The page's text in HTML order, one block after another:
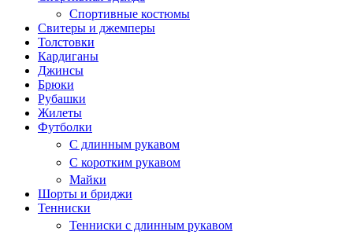
Спортивные костюмы
Свитеры и джемперы
Толстовки
Кардиганы
Джинсы
Брюки
Рубашки
Жилеты
Футболки
С длинным рукавом
С коротким рукавом
Майки
Шорты и бриджи
Тенниски
Тенниски с длинным рукавом